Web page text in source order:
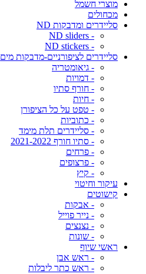
מוצרי חשמל
מכחולים
סליידרים ומדבקות ND
- ND sliders
- ND stickers
סליידרים לציפורניים-מדבקות מים
- גיאומטריה
- דמויות
- חורף סתיו
- חיות
- טפט על כל הציפורן
- כתוביות
- סליידרים תלת מימד
- סתיו חורף 2021-2022
- פרחים
- פרצופים
- קיץ
עיקור וחיטוי
קישוטים
- אבקות
- נייר פוייל
- נצנצים
- שונות
ראשי שיוף
- ראש אבן
- ראש כתר ליבלות